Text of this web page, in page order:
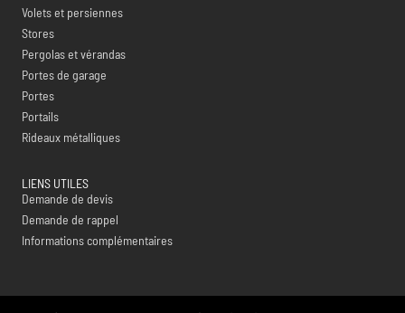
Volets et persiennes
Stores
Pergolas et vérandas
Portes de garage
Portes
Portails
Rideaux métalliques
LIENS UTILES
Demande de devis
Demande de rappel
Informations complémentaires